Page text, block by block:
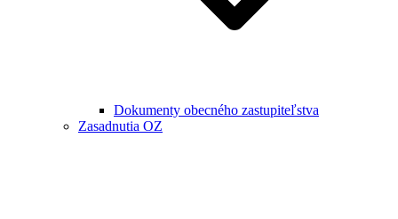
Dokumenty obecného zastupiteľstva
Zasadnutia OZ